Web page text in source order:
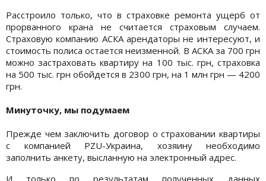
Расстроило только, что в страховке ремонта ущерб от
прорванного крана не считается страховым случаем.
Страховую компанию АСКА арендаторы не интересуют, и
стоимость полиса остается неизменной. В АСКА за 700 грн
можно застраховать квартиру на 100 тыс. грн, страховка
на 500 тыс. грн обойдется в 2300 грн, на 1 млн грн — 4200
грн.
Минуточку, мы подумаем
Прежде чем заключить договор о страховании квартиры
с компанией PZU-Украина, хозяину необходимо
заполнить анкету, высланную на электронный адрес.
И только по результатам полученных данных